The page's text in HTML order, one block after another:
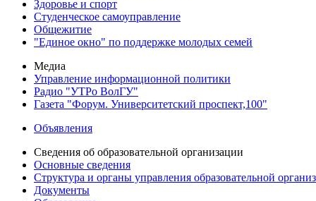
Здоровье и спорт
Студенческое самоуправление
Общежитие
"Единое окно" по поддержке молодых семей
Медиа
Управление информационной политики
Радио "УТРо ВолГУ"
Газета "Форум. Университетский проспект,100"
Объявления
Сведения об образовательной организации
Основные сведения
Структура и органы управления образовательной
Документы